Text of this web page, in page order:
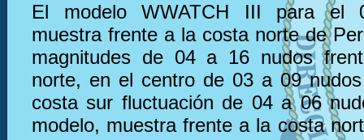
El modelo WWATCH III para el
muestra frente a la costa norte de
magnitudes de 04 a 16 nudos
norte, en el centro de 03 a 09
costa sur fluctuación de 04 a 06
modelo, muestra frente a la costa